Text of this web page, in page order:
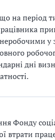
на період
у
дні
Фонду
втрати